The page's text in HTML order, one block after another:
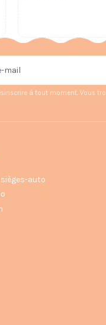
à tout moment. Vous
auto